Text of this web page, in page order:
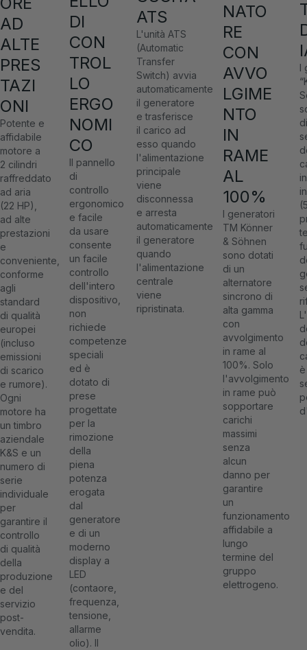
AD
ALTE
PRES
TAZI
ONI
Potente e
affidabile
motore a
2 cilindri
raffreddato
ad aria
(22 HP),
ad alte
prestazioni
e
conveniente,
conforme
agli
standard
di qualità
europei
(incluso
emissioni
di scarico
e rumore).
Ogni
motore ha
un timbro
aziendale
K&S e un
numero di
serie
individuale
per
garantire il
controllo
di qualità
della
produzione
e del
servizio
post-
vendita.
DI
CON
TROL
LO
ERGO
NOMI
CO
Il pannello
di
controllo
ergonomico
e facile
da usare
consente
un facile
controllo
dell'intero
dispositivo,
non
richiede
competenze
speciali
ed è
dotato di
prese
progettate
per la
rimozione
della
piena
potenza
erogata
dal
generatore
e di un
moderno
display a
LED
(contaore,
frequenza,
tensione,
allarme
olio). Il
ATS
L'unità ATS
(Automatic
Transfer
Switch) avvia
automaticamente
il generatore
e trasferisce
il carico ad
esso quando
l'alimentazione
principale
viene
disconnessa
e arresta
automaticamente
il generatore
quando
l'alimentazione
centrale
viene
ripristinata.
NATO
RE
CON
AVVO
LGIME
NTO
IN
RAME
AL
100%
I generatori
TM Könner
& Söhnen
sono dotati
di un
alternatore
sincrono di
alta gamma
con
avvolgimento
in rame al
100%. Solo
l'avvolgimento
in rame può
sopportare
carichi
massimi
senza
alcun
danno per
garantire
un
funzionamento
affidabile a
lungo
termine del
gruppo
elettrogeno.
I